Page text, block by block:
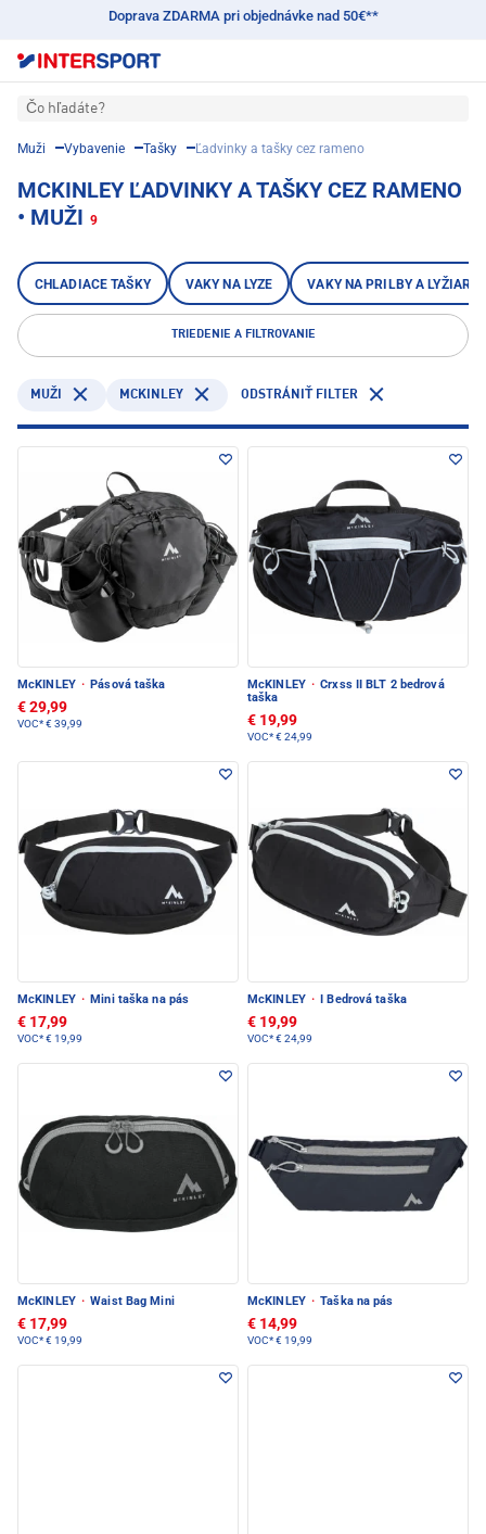
Doprava ZDARMA pri objednávke nad 50€**
Čo hľadáte?
Muži Vybavenie Tašky Ľadvinky a tašky cez rameno
MCKINLEY ĽADVINKY A TAŠKY CEZ RAMENO
• MUŽI 9
CHLADIACE TAŠKY VAKY NA LYZE VAKY NA PRILBY A
TRIEDENIE A FILTROVANIE
MUŽI MCKINLEY ODSTRÁNIŤ FILTER
McKINLEY · Pásová taška
€ 29,99
VOC*€ 39,99
McKINLEY · Crxss II BLT 2 bedrová
taška
€ 19,99
VOC*€ 24,99
McKINLEY · Mini taška na pás
€ 17,99
VOC*€ 19,99
McKINLEY · I Bedrová taška
€ 19,99
VOC*€ 24,99
McKINLEY · Waist Bag Mini
€ 17,99
VOC*€ 19,99
McKINLEY · Taška na pás
€ 14,99
VOC*€ 19,99